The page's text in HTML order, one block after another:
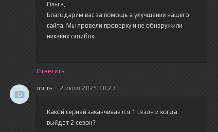
Ольга,
Благодарим вас за помощь в улучшении нашего
сайта. Мы провели проверку и не обнаружили
никаких ошибок.
Ответить
гость 2 июля 2025 18:27
Какой серией заканчивается 1 сезон и когда
выйдет 2 сезон?